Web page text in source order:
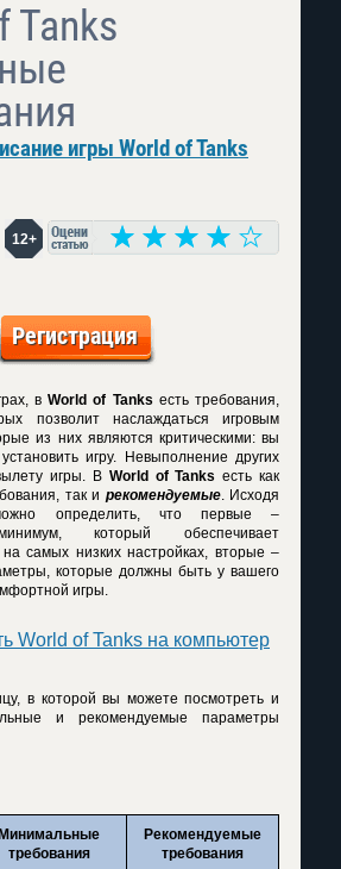
Tanks
игры World of Tanks
12+
Регистрация
вWorld of Tanks есть требования,
позволит наслаждаться игровым
из них являются критическими: вы
игру. Невыполнение других
игры. В World of Tanks есть как
так и рекомендуемые. Исходя
определить, что первые –
который обеспечивает
самых низких настройках, вторые –
которые должны быть у вашего
игры.
World of Tanks на компьютер
в которой вы можете посмотреть и
и рекомендуемые параметры
Минимальные
требования
Рекомендуемые
требования